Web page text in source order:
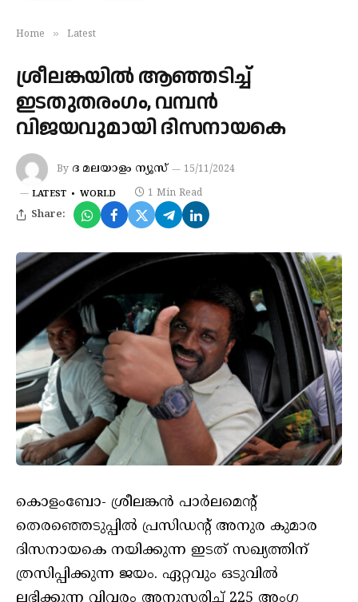
Home » Latest
ശ്രീലങ്കയിൽ ആഞ്ഞടിച്ച്
ഇടതുതരംഗം, വമ്പൻ
വിജയവുമായി ദിസനായകെ
By ദ മലയാളം ന്യൂസ് 15/11/2024
LATEST WORLD 1 Min Read
Share:
കൊളംബോ- ശ്രീലങ്കന്‍ പാർലമെന്റ്
തെരഞ്ഞെടുപ്പിൽ പ്രസിഡന്റ് അനുര കുമാര
ദിസനായകെ നയിക്കുന്ന ഇടത് സഖ്യത്തിന്
ത്രസിപ്പിക്കുന്ന ജയം. ഏറ്റവും ഒടുവിൽ
ലഭിക്കുന്ന വിവരം അനുസരിച്ച് 225 അംഗ